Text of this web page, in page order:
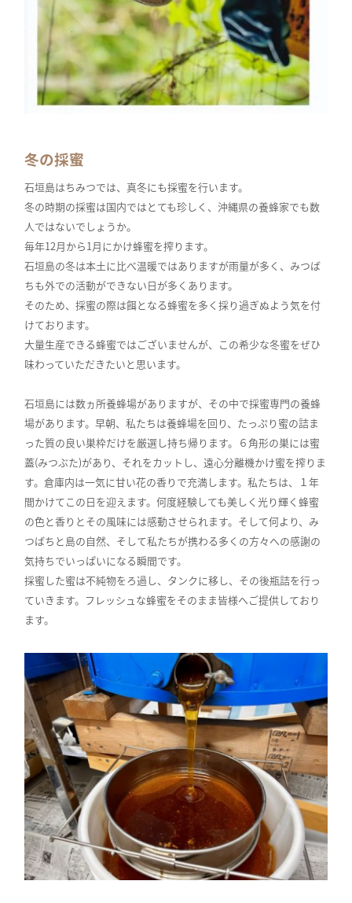
冬の採蜜
石垣島はちみつでは、真冬にも採蜜を行います。
冬の時期の採蜜は国内ではとても珍しく、沖縄県の養蜂家でも数
人ではないでしょうか。
毎年12月から1月にかけ蜂蜜を搾ります。
石垣島の冬は本土に比べ温暖ではありますが雨量が多く、みつば
ちも外での活動ができない日が多くあります。
そのため、採蜜の際は餌となる蜂蜜を多く採り過ぎぬよう気を付
けております。
大量生産できる蜂蜜ではございませんが、この希少な冬蜜をぜひ
味わっていただきたいと思います。
石垣島には数ヵ所養蜂場がありますが、その中で採蜜専門の養蜂
場があります。早朝、私たちは養蜂場を回り、たっぷり蜜の詰ま
った質の良い巣枠だけを厳選し持ち帰ります。６角形の巣には蜜
蓋(みつぶた)があり、それをカットし、遠心分離機かけ蜜を搾りま
す。倉庫内は一気に甘い花の香りで充満します。私たちは、１年
間かけてこの日を迎えます。何度経験しても美しく光り輝く蜂蜜
の色と香りとその風味には感動させられます。そして何より、み
つばちと島の自然、そして私たちが携わる多くの方々への感謝の
気持ちでいっぱいになる瞬間です。
採蜜した蜜は不純物をろ過し、タンクに移し、その後瓶詰を行っ
ていきます。フレッシュな蜂蜜をそのまま皆様へご提供しており
ます。